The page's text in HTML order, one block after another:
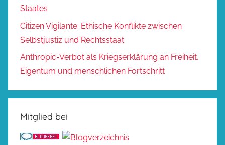
Staates
Citizen Vigilante: Ethische Konflikte zwischen
Selbstjustiz und Rechtsstaat
Anthropic-Verbot als Kriegserklärung an Freiheit,
Eigentum und menschlichen Fortschritt
Mitglied bei